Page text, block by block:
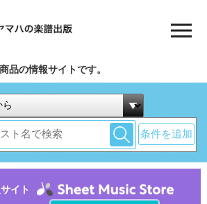
品の情報サイトです。
条件を追加
イト